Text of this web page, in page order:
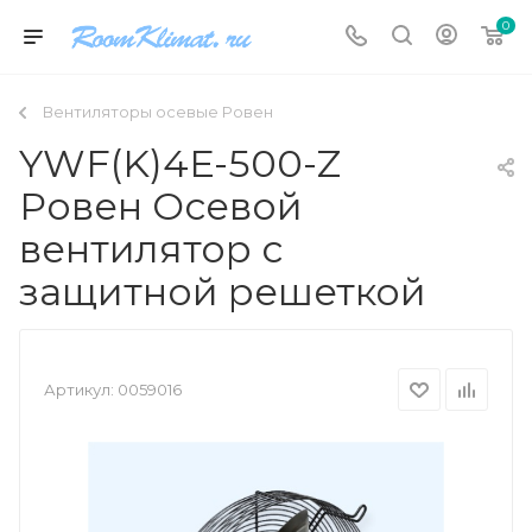
0
Вентиляторы осевые Ровен
YWF(K)4E-500-Z
Ровен Осевой
вентилятор с
защитной решеткой
Артикул: 0059016